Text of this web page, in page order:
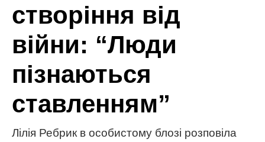
створіння від
війни: “Люди
пізнаються
ставленням”
Лілія Ребрик в особистому блозі розповіла